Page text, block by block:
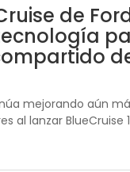
de
mejorando aún
al lanzar BlueCruise